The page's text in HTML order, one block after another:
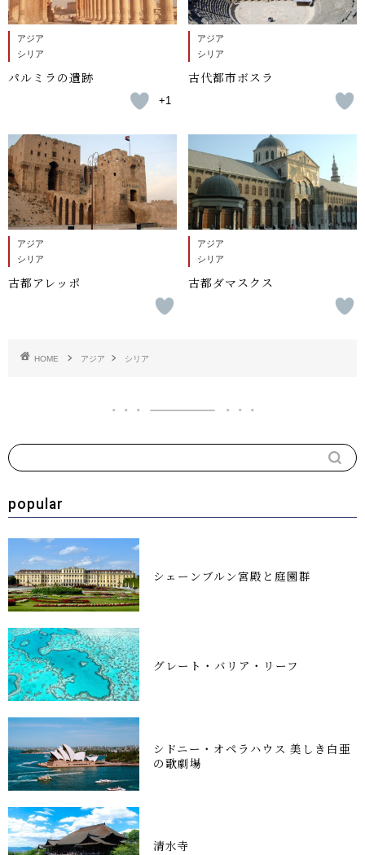
アジア
シリア
パルミラの遺跡
+1
アジア
シリア
古代都市ボスラ
アジア
シリア
古都アレッポ
アジア
シリア
古都ダマスクス
HOME アジア シリア
popular
シェーンブルン宮殿と庭園群
グレート・バリア・リーフ
シドニー・オペラハウス 美しき白亜
の歌劇場
清水寺